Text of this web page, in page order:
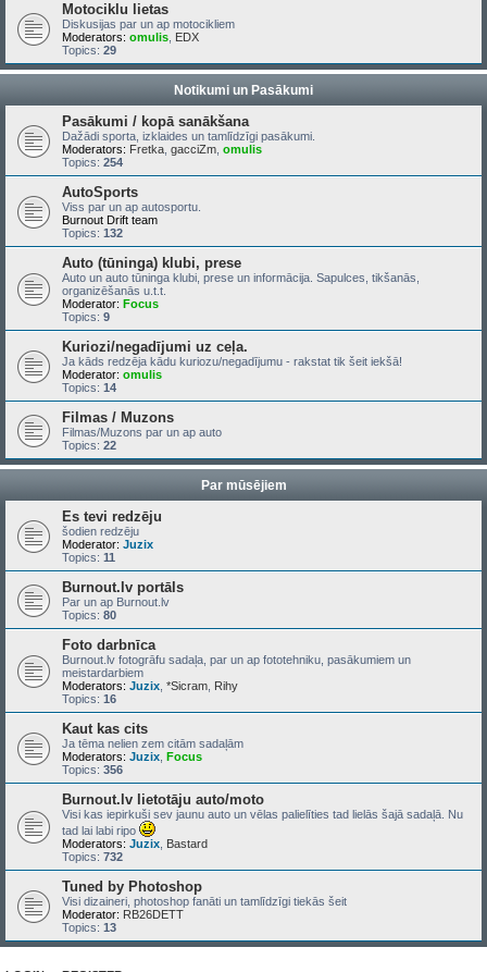
Motociklu lietas
Diskusijas par un ap motocikliem
Moderators: omulis EDX
Topics: 29
Notikumi un Pasākumi
Pasākumi / kopā sanākšana
Dažādi sporta, izklaides un tamlīdzīgi pasākumi.
Moderators: Fretka gacciZm omulis
Topics: 254
AutoSports
Viss par un ap autosportu.
Burnout Drift team
Topics: 132
Auto (tūninga) klubi, prese
Auto un auto tūninga klubi, prese un informācija. Sapulces, tikšanās,
organizēšanās u.t.t.
Moderator: Focus
Topics: 9
Kuriozi/negadījumi uz ceļa.
Ja kāds redzēja kādu kuriozu/negadījumu - rakstat tik šeit iekšā!
Moderator: omulis
Topics: 14
Filmas / Muzons
Filmas/Muzons par un ap auto
Topics: 22
Par mūsējiem
Es tevi redzēju
šodien redzēju
Moderator: Juzix
Topics: 11
Burnout.lv portāls
Par un ap Burnout.lv
Topics: 80
Foto darbnīca
Burnout.lv fotogrāfu sadaļa, par un ap fototehniku, pasākumiem un
meistardarbiem
Moderators: Juzix *Sicram Rihy
Topics: 16
Kaut kas cits
Ja tēma nelien zem citām sadaļām
Moderators: Juzix Focus
Topics: 356
Burnout.lv lietotāju auto/moto
Visi kas iepirkuši sev jaunu auto un vēlas palielīties tad lielās šajā sadaļā. Nu
tad lai labi ripo
Moderators: Juzix Bastard
Topics: 732
Tuned by Photoshop
Visi dizaineri, photoshop fanāti un tamlīdzīgi tiekās šeit
Moderator: RB26DETT
Topics: 13